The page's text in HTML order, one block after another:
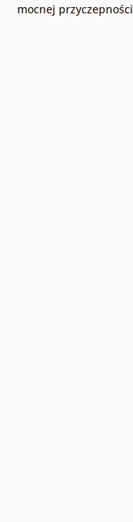
mocnej przyczepności